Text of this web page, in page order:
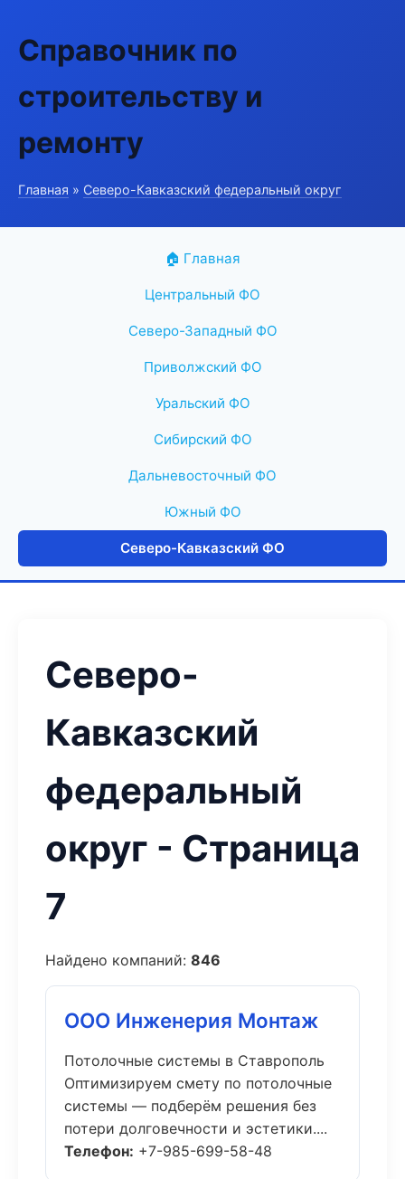
Справочник по
строительству и
ремонту
Главная » Северо-Кавказский федеральный округ
🏠 Главная
Центральный ФО
Северо-Западный ФО
Приволжский ФО
Уральский ФО
Сибирский ФО
Дальневосточный ФО
Южный ФО
Северо-Кавказский ФО
Северо-
Кавказский
федеральный
округ - Страница
7
Найдено компаний: 846
ООО Инженерия Монтаж
Потолочные системы в Ставрополь
Оптимизируем смету по потолочные
системы — подберём решения без
потери долговечности и эстетики....
Телефон: +7-985-699-58-48